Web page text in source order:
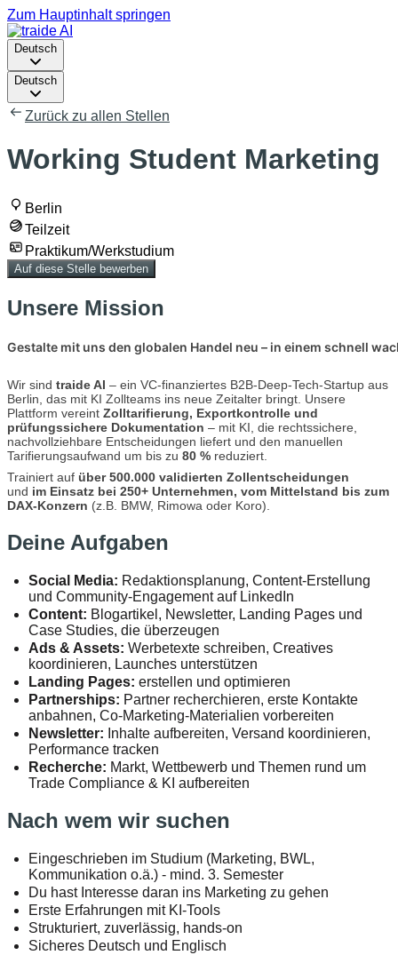
Zum Hauptinhalt springen
Deutsch
Deutsch
Zurück zu allen Stellen
Working Student Marketing
Berlin
Teilzeit
Praktikum/Werkstudium
Auf diese Stelle bewerben
Unsere Mission
Gestalte mit uns den globalen Handel neu – in einem schnell
Wir sind traide AI – ein VC-finanziertes B2B-Deep-Tech-Startup aus
Berlin, das mit KI Zollteams ins neue Zeitalter bringt. Unsere
Plattform vereint Zolltarifierung, Exportkontrolle und
prüfungssichere Dokumentation – mit KI, die rechtssichere,
nachvollziehbare Entscheidungen liefert und den manuellen
Tarifierungsaufwand um bis zu 80 % reduziert.
Trainiert auf über 500.000 validierten Zollentscheidungen
und im Einsatz bei 250+ Unternehmen, vom Mittelstand bis zum
DAX-Konzern (z.B. BMW, Rimowa oder Koro).
Deine Aufgaben
Social Media: Redaktionsplanung, Content-Erstellung
und Community-Engagement auf LinkedIn
Content: Blogartikel, Newsletter, Landing Pages und
Case Studies, die überzeugen
Ads & Assets: Werbetexte schreiben, Creatives
koordinieren, Launches unterstützen
Landing Pages: erstellen und optimieren
Partnerships: Partner recherchieren, erste Kontakte
anbahnen, Co-Marketing-Materialien vorbereiten
Newsletter: Inhalte aufbereiten, Versand koordinieren,
Performance tracken
Recherche: Markt, Wettbewerb und Themen rund um
Trade Compliance & KI aufbereiten
Nach wem wir suchen
Eingeschrieben im Studium (Marketing, BWL,
Kommunikation o.ä.) - mind. 3. Semester
Du hast Interesse daran ins Marketing zu gehen
Erste Erfahrungen mit KI-Tools
Strukturiert, zuverlässig, hands-on
Sicheres Deutsch und Englisch